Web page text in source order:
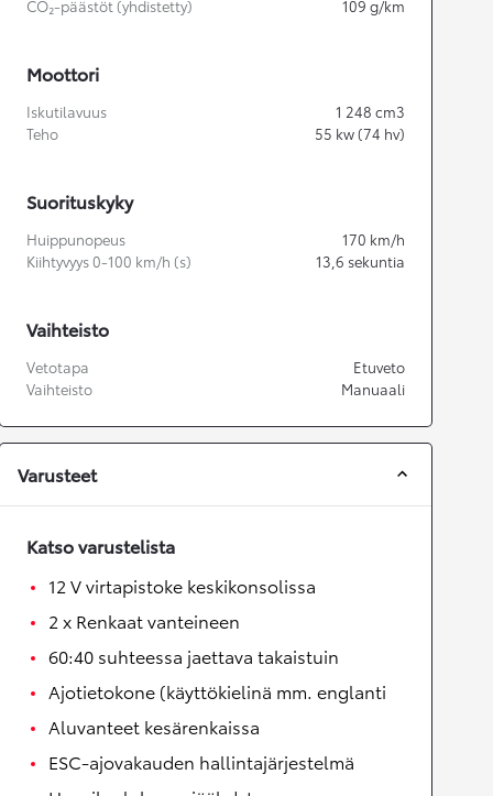
CO₂-päästöt (yhdistetty)
109 g/km
Moottori
Iskutilavuus 1 248 cm3
Teho
55 kw (74 hv)
Suorituskyky
Huippunopeus 170 km/h
Kiihtyvyys 0-100 km/h (s)
13,6 sekuntia
Vaihteisto
Vetotapa
Etuveto
Vaihteisto
Manuaali
Varusteet
Katso varustelista
12 V virtapistoke keskikonsolissa
2 x Renkaat vanteineen
60:40 suhteessa jaettava takaistuin
Ajotietokone (käyttökielinä mm. englanti
Aluvanteet kesärenkaissa
ESC-ajovakauden hallintajärjestelmä